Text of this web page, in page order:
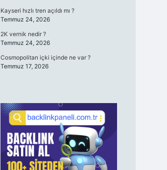
Kayseri hızlı tren açıldı mı ?
Temmuz 24, 2026
2K vernik nedir ?
Temmuz 24, 2026
Cosmopolitan içki içinde ne var ?
Temmuz 17, 2026